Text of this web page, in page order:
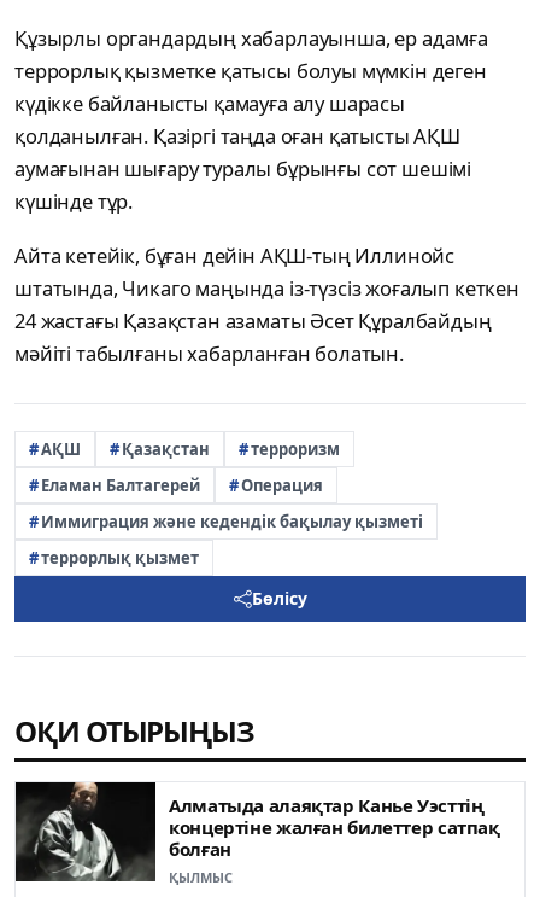
Құзырлы органдардың хабарлауынша, ер адамға
террорлық қызметке қатысы болуы мүмкін деген
күдікке байланысты қамауға алу шарасы
қолданылған. Қазіргі таңда оған қатысты АҚШ
аумағынан шығару туралы бұрынғы сот шешімі
күшінде тұр.
Айта кетейік, бұған дейін АҚШ-тың Иллинойс
штатында, Чикаго маңында із-түзсіз жоғалып кеткен
24 жастағы Қазақстан азаматы Әсет Құралбайдың
мәйіті табылғаны хабарланған болатын.
АҚШ Қазақстан
терроризм
Еламан Балтагерей
Операция
Иммиграция және кедендік бақылау қызметі
террорлық қызмет
Бөлісу
ОҚИ ОТЫРЫҢЫЗ
Алматыда алаяқтар Канье Уэсттің
концертіне жалған билеттер сатпақ
болған
ҚЫЛМЫС